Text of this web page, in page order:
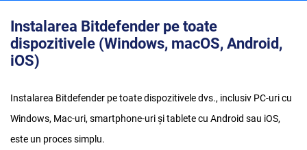
Instalarea Bitdefender pe toate
dispozitivele (Windows, macOS, Android,
iOS)
Instalarea Bitdefender pe toate dispozitivele dvs., inclusiv PC-uri cu
Windows, Mac-uri, smartphone-uri și tablete cu Android sau iOS,
este un proces simplu.